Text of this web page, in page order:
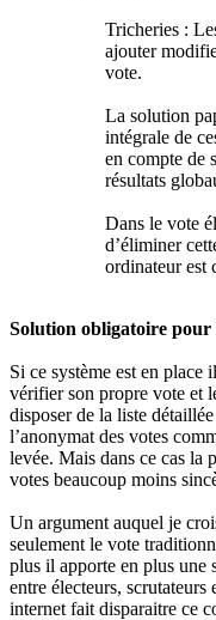
Tricheries :
ajouter
vote.
La solution
intégrale de
en compte de
résultats
Dans le vote
d’éliminer
ordinateur est
Solution obligatoire pour
Si ce système est en place
vérifier son propre vote et
disposer de la liste
l’anonymat des votes
levée. Mais dans ce cas la
votes beaucoup moins
Un argument auquel je
seulement le vote
plus il apporte en plus une
entre électeurs,
internet fait disparaitre ce